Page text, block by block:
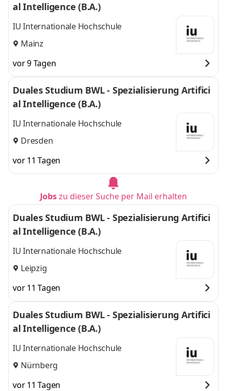
al Intelligence (B.A.)
IU Internationale Hochschule
Mainz
vor 9 Tagen
Duales Studium BWL - Spezialisierung Artifici
al Intelligence (B.A.)
IU Internationale Hochschule
Dresden
vor 11 Tagen
Jobszu dieser Suche per Mail erhalten
Duales Studium BWL - Spezialisierung Artifici
al Intelligence (B.A.)
IU Internationale Hochschule
Leipzig
vor 11 Tagen
Duales Studium BWL - Spezialisierung Artifici
al Intelligence (B.A.)
IU Internationale Hochschule
Nürnberg
vor 11 Tagen